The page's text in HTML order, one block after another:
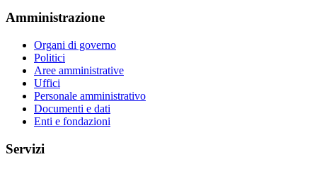
Amministrazione
Organi di governo
Politici
Aree amministrative
Uffici
Personale amministrativo
Documenti e dati
Enti e fondazioni
Servizi